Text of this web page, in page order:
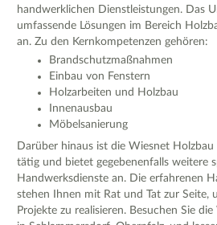
handwerklichen Dienstleistungen. Das
umfassende Lösungen im Bereich
an. Zu den Kernkompetenzen gehören:
Brandschutzmaßnahmen
Einbau von Fenstern
Holzarbeiten und Holzbau
Innenausbau
Möbelsanierung
Darüber hinaus ist die Wiesnet
tätig und bietet gegebenenfalls weitere
Handwerksdienste an. Die erfahrenen
stehen Ihnen mit Rat und Tat zur Seite,
Projekte zu realisieren. Besuchen Sie